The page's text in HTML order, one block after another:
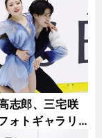
志郎、三宅咲
ォトギャラリ